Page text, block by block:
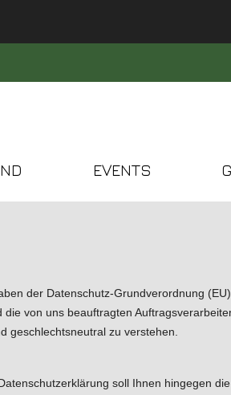
EVENTS
der Datenschutz-Grundverordnung
von uns beauftragten
geschlechtsneutral zu verstehen.
soll Ihnen hingegen